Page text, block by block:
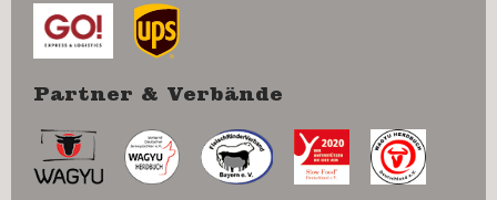
Partner & Verbände